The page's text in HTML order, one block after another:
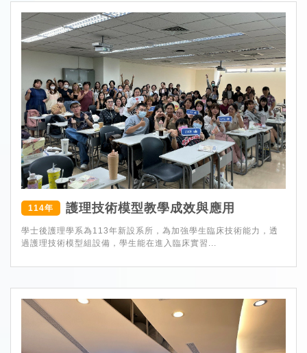
114年 護理技術模型教學成效與應用
學士後護理學系為113年新設系所，為加強學生臨床技術能力，透
過護理技術模型組設備，學生能在進入臨床實習...